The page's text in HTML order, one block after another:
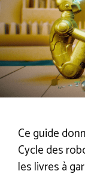
Ce guide
Cycle des
les livres à